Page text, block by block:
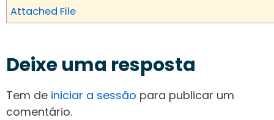
Attached File
Deixe uma resposta
Tem de iniciar a sessão para publicar um
comentário.